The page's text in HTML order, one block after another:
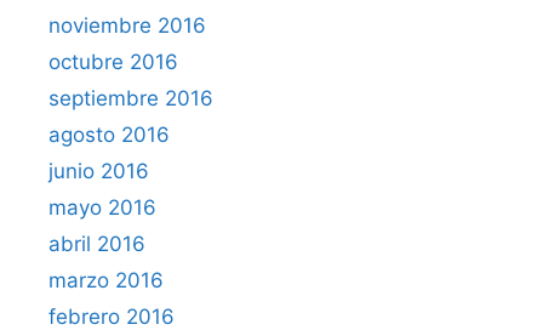
noviembre 2016
octubre 2016
septiembre 2016
agosto 2016
junio 2016
mayo 2016
abril 2016
marzo 2016
febrero 2016